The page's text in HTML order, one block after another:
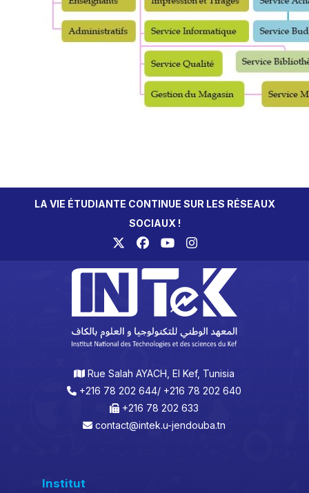
LA VIE ÉTUDIANTE CONTINUE SUR LES RÉSEAUX
SOCIAUX !
Rue Salah AYACH, El Kef, Tunisia
+216 78 202 644/ +216 78 202 640
+216 78 202 633
contact@intek.u-jendouba.tn
Institut